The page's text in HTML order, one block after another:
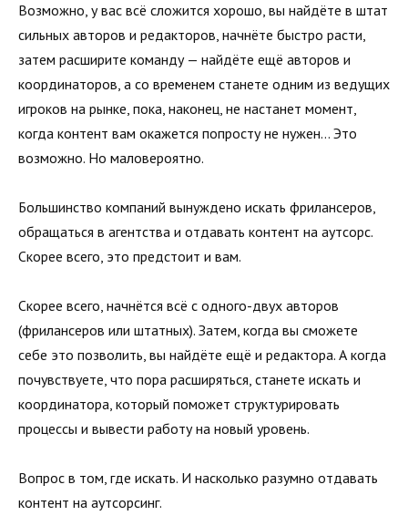
Возможно, у вас всё сложится хорошо, вы найдёте в штат
сильных авторов и редакторов, начнёте быстро расти,
затем расширите команду — найдёте ещё авторов и
координаторов, а со временем станете одним из ведущих
игроков на рынке, пока, наконец, не настанет момент,
когда контент вам окажется попросту не нужен… Это
возможно. Но маловероятно.
Большинство компаний вынуждено искать фрилансеров,
обращаться в агентства и отдавать контент на аутсорс.
Скорее всего, это предстоит и вам.
Скорее всего, начнётся всё с одного-двух авторов
(фрилансеров или штатных). Затем, когда вы сможете
себе это позволить, вы найдёте ещё и редактора. А когда
почувствуете, что пора расширяться, станете искать и
координатора, который поможет структурировать
процессы и вывести работу на новый уровень.
Вопрос в том, где искать. И насколько разумно отдавать
контент на аутсорсинг.